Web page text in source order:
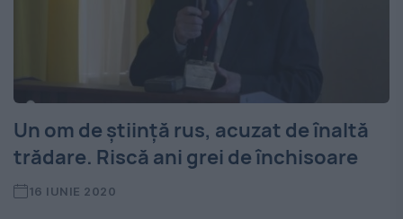
Un om de știință rus, acuzat de înaltă
trădare. Riscă ani grei de închisoare
16 IUNIE 2020